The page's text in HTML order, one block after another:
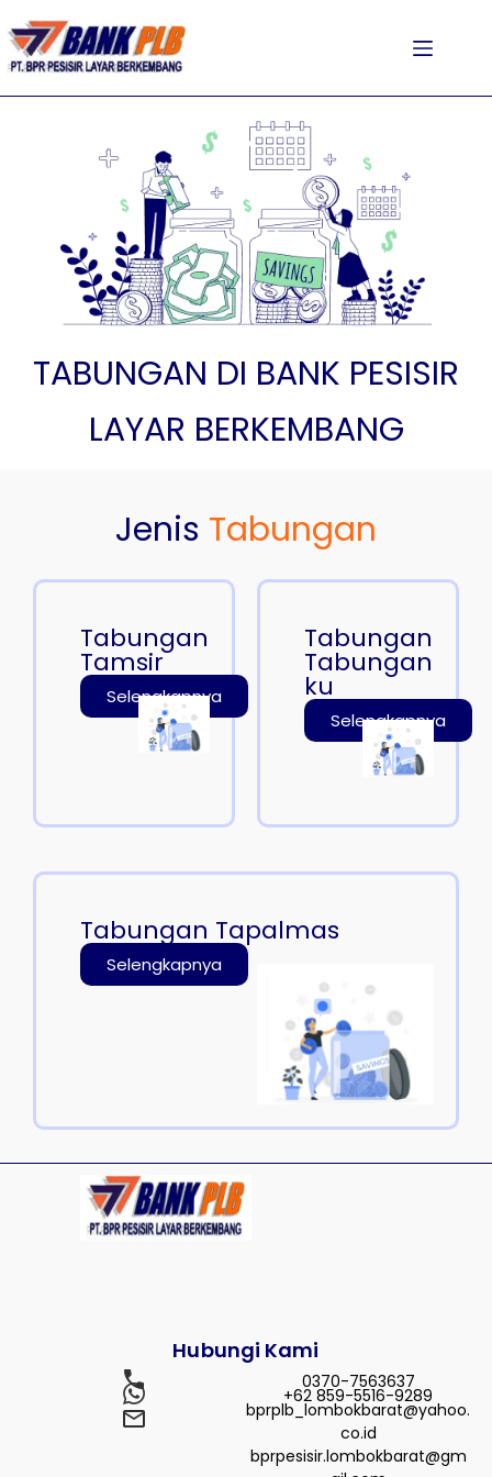
TABUNGAN DI BANK PESISIR
LAYAR BERKEMBANG
Jenis Tabungan
Tabungan
Tamsir
Selengkapnya
Tabungan
Tabungan
ku
Selengkapnya
Tabungan Tapalmas
Selengkapnya
Hubungi Kami
0370-7563637
+62 859-5516-9289
bprplb_lombokbarat@yahoo.
co.id
bprpesisir.lombokbarat@gm